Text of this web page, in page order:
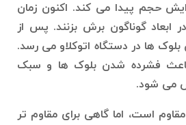
حجم پیدا می کند. اکنون زمان
گوناگون برش بزنند. پس از
بلوک ها در دستگاه اتوکلاو می رسد.
فشرده شدن بلوک ها و سبک
می شود.
است، اما گاهی برای مقاوم تر